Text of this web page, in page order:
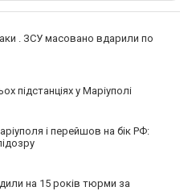
. ЗСУ масовано вдарили по
підстанціях у Маріуполі
і перейшов на бік РФ:
на 15 років тюрми за